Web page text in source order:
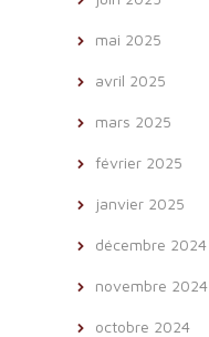
mai 2025
avril 2025
mars 2025
février 2025
janvier 2025
décembre 2024
novembre 2024
octobre 2024